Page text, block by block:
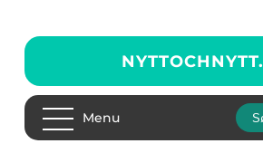
NYTTOCHNYTT.
Menu